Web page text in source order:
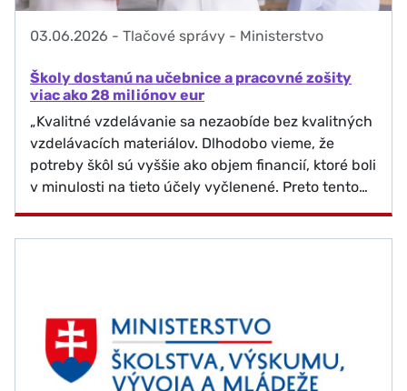
03.06.2026 - Tlačové správy - Ministerstvo
Školy dostanú na učebnice a pracovné zošity
viac ako 28 miliónov eur
„Kvalitné vzdelávanie sa nezaobíde bez kvalitných
vzdelávacích materiálov. Dlhodobo vieme, že
potreby škôl sú vyššie ako objem financií, ktoré boli
v minulosti na tieto účely vyčlenené. Preto tento…